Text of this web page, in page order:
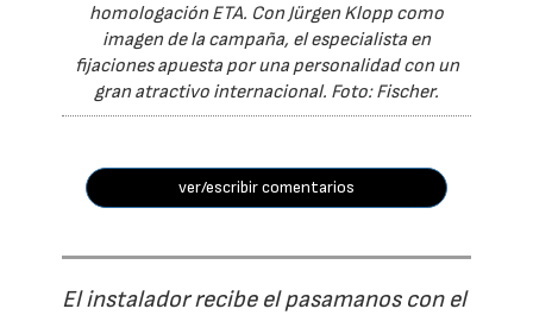
homologación ETA. Con Jürgen Klopp como
imagen de la campaña, el especialista en
fijaciones apuesta por una personalidad con un
gran atractivo internacional. Foto: Fischer.
ver/escribir comentarios
El instalador recibe el pasamanos con el